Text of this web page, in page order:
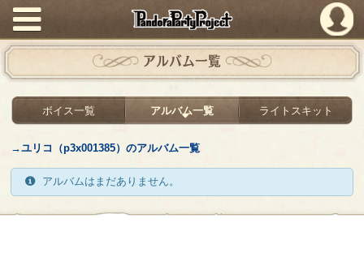
PandoraPartyProject
アルバム一覧
ボイス一覧 アルバム一覧 ライトスキット
→ユリコ（p3x001385）のアルバム一覧
アルバムはまだありません。